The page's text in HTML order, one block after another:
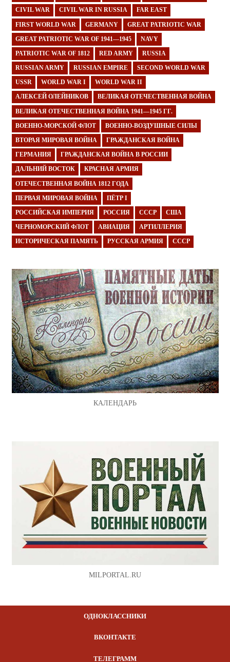
CIVIL WAR CIVIL WAR IN RUSSIA FAR EAST
FIRST WORLD WAR GERMANY GREAT PATRIOTIC WAR
GREAT PATRIOTIC WAR OF 1941—1945 NAVY
PATRIOTIC WAR OF 1812 RED ARMY RUSSIA
RUSSIAN ARMY RUSSIAN EMPIRE SECOND WORLD WAR
USSR WORLD WAR I WORLD WAR II
АЛЕКСЕЙ ОЛЕЙНИКОВ ВЕЛИКАЯ ОТЕЧЕСТВЕННАЯ ВОЙНА
ВЕЛИКАЯ ОТЕЧЕСТВЕННАЯ ВОЙНА 1941—1945 ГГ.
ВОЕННО-МОРСКОЙ ФЛОТ ВОЕННО-ВОЗДУШНЫЕ СИЛЫ
ВТОРАЯ МИРОВАЯ ВОЙНА ГРАЖДАНСКАЯ ВОЙНА
ГЕРМАНИЯ ГРАЖДАНСКАЯ ВОЙНА В РОССИИ
ДАЛЬНИЙ ВОСТОК КРАСНАЯ АРМИЯ
ОТЕЧЕСТВЕННАЯ ВОЙНА 1812 ГОДА
ПЕРВАЯ МИРОВАЯ ВОЙНА ПЁТР I
РОССИЙСКАЯ ИМПЕРИЯ РОССИЯ СССР США
ЧЕРНОМОРСКИЙ ФЛОТ АВИАЦИЯ АРТИЛЛЕРИЯ
ИСТОРИЧЕСКАЯ ПАМЯТЬ РУССКАЯ АРМИЯ СССР
КАЛЕНДАРЬ
MILPORTAL.RU
ОДНОКЛАССНИКИ
ВКОНТАКТЕ
ТЕЛЕГРАММ